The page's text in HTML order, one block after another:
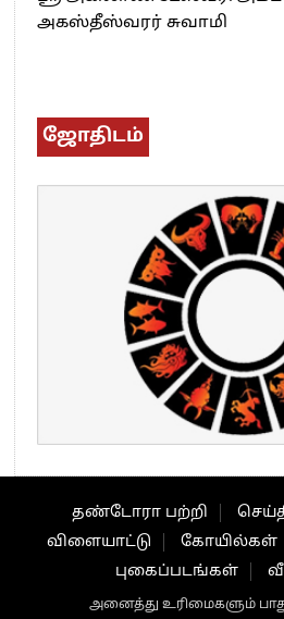
அகஸ்தீஸ்வரர் சுவாமி
ஜோதிடம்
தண்டோரா பற்றி
விளையாட்டு
கோயில்கள்
புகைப்படங்கள்
அனைத்து உரிமைகளும்